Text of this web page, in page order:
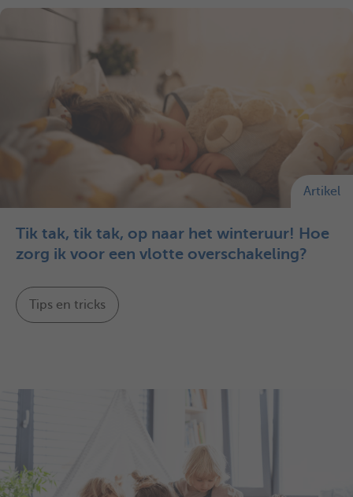
Artikel
Tik tak, tik tak, op naar het winteruur! Hoe
zorg ik voor een vlotte overschakeling?
Tips en tricks